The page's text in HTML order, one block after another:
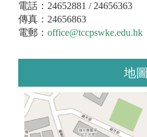
電話：24652881 / 24656363
傳真：24656863
電郵： office@tccpswke.edu.hk
地圖